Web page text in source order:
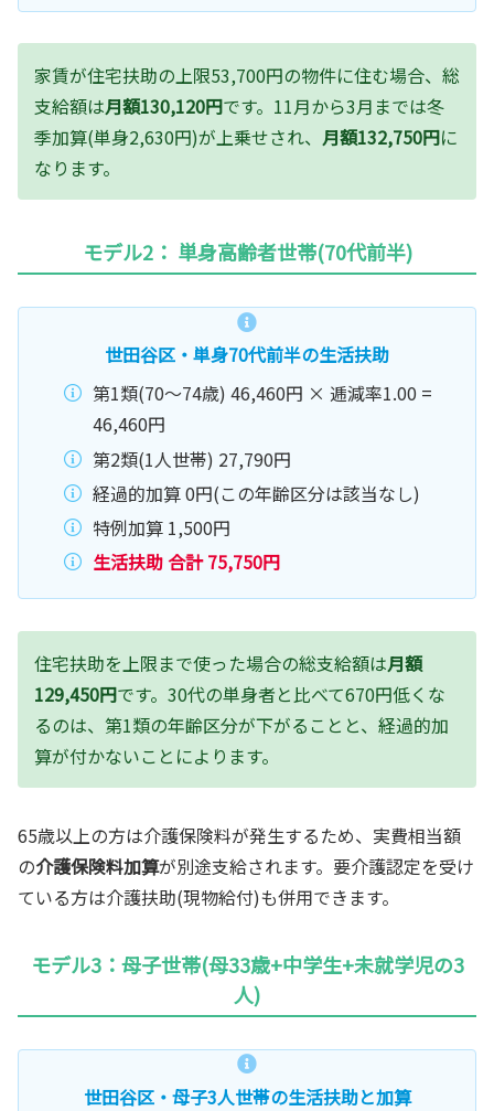
家賃が住宅扶助の上限53,700円の物件に住む場合、総
支給額は月額130,120円です。11月から3月までは冬
季加算(単身2,630円)が上乗せされ、 月額132,750円に
なります。
モデル2： 単身高齢者世帯(70代前半)
世田谷区・単身70代前半の生活扶助
第1類(70〜74歳) 46,460円 × 逓減率1.00 =
46,460円
第2類(1人世帯) 27,790円
経過的加算 0円(この年齢区分は該当なし)
特例加算 1,500円
生活扶助 合計 75,750円
住宅扶助を上限まで使った場合の総支給額は月額
129,450円です。30代の単身者と比べて670円低くな
るのは、第1類の年齢区分が下がることと、経過的加
算が付かないことによります。
65歳以上の方は介護保険料が発生するため、実費相当額
の介護保険料加算が別途支給されます。要介護認定を受け
ている方は介護扶助(現物給付)も併用できます。
モデル3：母子世帯(母33歳+中学生+未就学児の3
人)
世田谷区・母子3人世帯の生活扶助と加算